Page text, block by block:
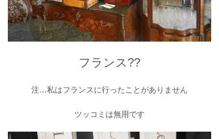
フランス??
注…私はフランスに行ったことがありません
ツッコミは無用です